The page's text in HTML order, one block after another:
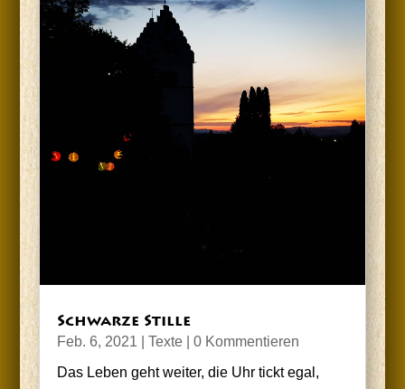
Schwar­ze Stille
Feb. 6, 2021 Texte| 0 Kommentieren
Das Leben geht wei­ter, die Uhr tickt egal,